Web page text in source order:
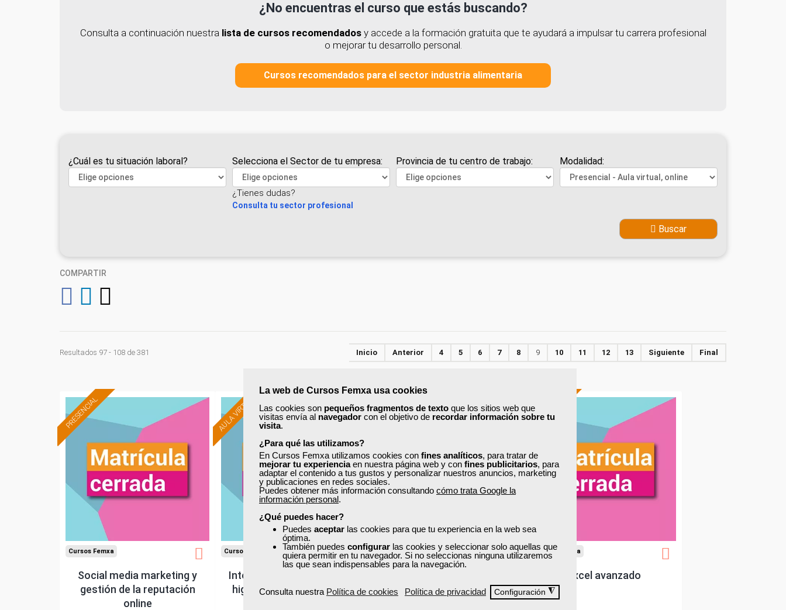
La web de Cursos Femxa usa cookies
Las cookies son pequeños fragmentos de texto que los sitios web que
visitas envía al navegador con el objetivo de recordar información sobre tu
visita.
¿Para qué las utilizamos?
En Cursos Femxa utilizamos cookies con fines analíticos, para tratar de
mejorar tu experienciaen nuestra página web y con fines publicitarios, para
adaptar el contenido a tus gustos y personalizar nuestros anuncios, marketing
y publicaciones en redes sociales.
Puedes obtener más información consultando cómo trata Google la
información personal.
¿Qué puedes hacer?
Puedes aceptar las cookies para que tu experiencia en la web sea
óptima.
También puedes configurar las cookies y seleccionar solo aquellas que
quiera permitir en tu navegador. Si no seleccionas ninguna utilizaremos
las que sean indispensables para la navegación.
Consulta nuestra Política de cookies Política de privacidad Configuración ◮
¿No encuentras el curso que estás buscando?
Consulta a continuación nuestra lista de cursos recomendadosy accede a la formación gratuita que te ayudará a impulsar tu carrera profesional
o mejorar tu desarrollo personal.
Cursos recomendados para el sector industria alimentaria
¿Cuál es tu situación laboral? Selecciona el Sector de tu empresa:
¿Tienes dudas?
Consulta tu sector profesional
Provincia de tu centro de trabajo: Modalidad:
Buscar
COMPARTIR
Resultados 97 - 108 de 381 Inicio Anterior 4 5 6 7 8 9 10 11 12 13 Siguiente Final
PRESENCIAL
Cursos Femxa
Social media marketing y
gestión de la reputación
online
AULA VIRTUAL
Cursos Femxa
Intervención en la atención
higiénico-alimentaria en...
PRESENCIAL
Cursos Femxa
PRESENCIAL
Cursos Femxa
Excel avanzado